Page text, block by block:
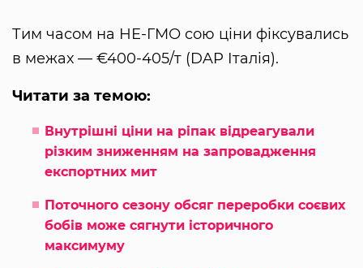
Тим часом на НЕ-ГМО сою ціни фіксувались
в межах — €400-405/т (DAP Італія).
Читати за темою:
Внутрішні ціни на ріпак відреагували
різким зниженням на запровадження
експортних мит
Поточного сезону обсяг переробки соєвих
бобів може сягнути історичного
максимуму